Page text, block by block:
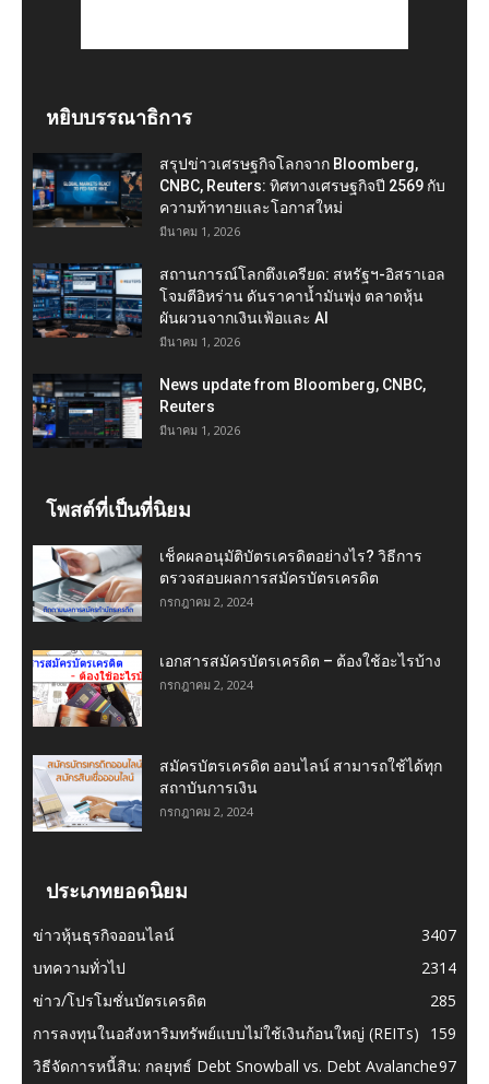
หยิบบรรณาธิการ
สรุปข่าวเศรษฐกิจโลกจาก Bloomberg,
CNBC, Reuters: ทิศทางเศรษฐกิจปี 2569 กับ
ความท้าทายและโอกาสใหม่
มีนาคม 1, 2026
สถานการณ์โลกตึงเครียด: สหรัฐฯ-อิสราเอล
โจมตีอิหร่าน ดันราคาน้ำมันพุ่ง ตลาดหุ้น
ผันผวนจากเงินเฟ้อและ AI
มีนาคม 1, 2026
News update from Bloomberg, CNBC,
Reuters
มีนาคม 1, 2026
โพสต์ที่เป็นที่นิยม
เช็คผลอนุมัติบัตรเครดิตอย่างไร? วิธีการ
ตรวจสอบผลการสมัครบัตรเครดิต
กรกฎาคม 2, 2024
เอกสารสมัครบัตรเครดิต – ต้องใช้อะไรบ้าง
กรกฎาคม 2, 2024
สมัครบัตรเครดิต ออนไลน์ สามารถใช้ได้ทุก
สถาบันการเงิน
กรกฎาคม 2, 2024
ประเภทยอดนิยม
ข่าวหุ้นธุรกิจออนไลน์
3407
บทความทั่วไป
2314
ข่าว/โปรโมชั่นบัตรเครดิต
285
การลงทุนในอสังหาริมทรัพย์แบบไม่ใช้เงินก้อนใหญ่ (REITs)
159
วิธีจัดการหนี้สิน: กลยุทธ์ Debt Snowball vs. Debt Avalanche97